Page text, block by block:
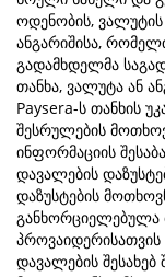
ოდენობის,
ანგარიშისა,
გადამხდელმა
თანხა, ვალუტა ან
Paysera-ს თანხის
შესრულების
ინფორმაციის
დავალების
დაზუსტების
განხორციელებულა
პროვაიდერისათვის
დავალების შესახებ